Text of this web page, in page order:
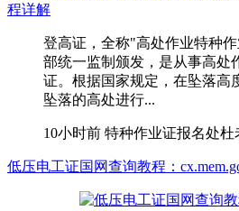
程详解
登高证，全称"高处作业特种
部统一监制颁发，是从事高处
证。根据国家规定，在坠落高
坠落的高处进行...
10小时前 特种作业证报名处杜
低压电工证国网查询教程：